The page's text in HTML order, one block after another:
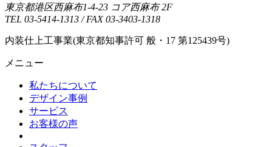
東京都港区西麻布1-4-23 コア西麻布 2F
TEL 03-5414-1313 / FAX 03-3403-1318
内装仕上工事業(東京都知事許可 般・17 第125439号)
メニュー
私たちについて
デザイン事例
サービス
お客様の声